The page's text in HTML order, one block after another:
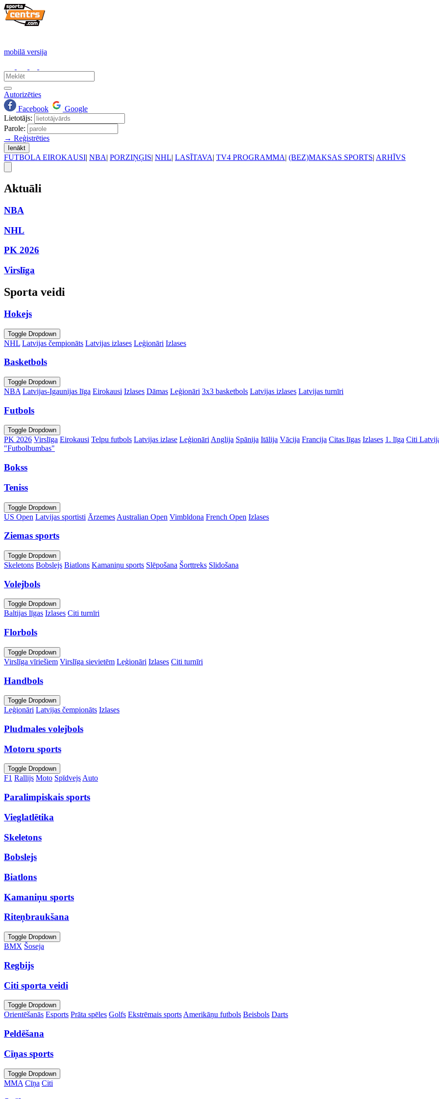
mobilā versija
Autorizēties
Facebook
Google
Lietotājs:
Parole:
→ Reģistrēties
Ienākt
FUTBOLA EIROKAUSI| NBA| PORZIŅĢIS| NHL| LASĪTAVA| TV4 PROGRAMMA| (BEZ)MAKSAS SPORTS| ARHĪVS
Aktuāli
NBA
NHL
PK 2026
Virslīga
Sporta veidi
Hokejs
Toggle Dropdown
NHL Latvijas čempionāts Latvijas izlases Leģionāri Izlases
Basketbols
Toggle Dropdown
NBA Latvijas-Igaunijas līga Eirokausi Izlases Dāmas Leģionāri 3x3 basketbols Latvijas izlases Latvijas turnīri
Futbols
Toggle Dropdown
PK 2026 Virslīga Eirokausi Telpu futbols Latvijas izlase Leģionāri Anglija Spānija Itālija Vācija Francija Citas līgas Izlases 1. līga Citi
"Futbolbumbas"
Bokss
Teniss
Toggle Dropdown
US Open Latvijas sportisti Ārzemes Australian Open Vimbldona French Open Izlases
Ziemas sports
Toggle Dropdown
Skeletons Bobslejs Biatlons Kamaniņu sports Slēpošana Šorttreks Slidošana
Volejbols
Toggle Dropdown
Baltijas līgas Izlases Citi turnīri
Florbols
Toggle Dropdown
Virslīga vīriešiem Virslīga sievietēm Leģionāri Izlases Citi turnīri
Handbols
Toggle Dropdown
Leģionāri Latvijas čempionāts Izlases
Pludmales volejbols
Motoru sports
Toggle Dropdown
F1 Rallijs Moto SpīdvejsAuto
Paralimpiskais sports
Vieglatlētika
Skeletons
Bobslejs
Biatlons
Kamaniņu sports
Riteņbraukšana
Toggle Dropdown
BMX Šoseja
Regbijs
Citi sporta veidi
Toggle Dropdown
Orientēšanās Esports Prāta spēles Golfs Ekstrēmais sports Amerikāņu futbols Beisbols Darts
Peldēšana
Cīņas sports
Toggle Dropdown
MMA Cīņa Citi